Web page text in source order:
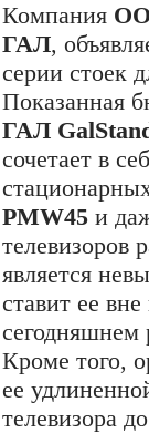
Компания
ГАЛ,
серии стоек
Показанная
ГАЛ
сочетает в
PMW45 и
телевизоров
является
ставит ее
сегодняшнем
Кроме того,
ее
телевизора